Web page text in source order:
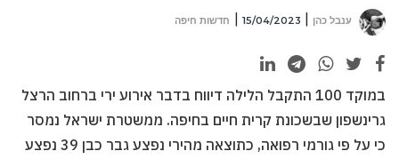
ענבל כהן 15/04/2023 חדשות חיפה
במוקד 100 התקבל הלילה דיווח בדבר אירוע ירי ברחוב הרצל
גרינשפון שבשכונת קרית חיים בחיפה. ממשטרת ישראל נמסר
כי על פי גורמי רפואה, כתוצאה מהירי נפצע גבר כבן 39 נפצע